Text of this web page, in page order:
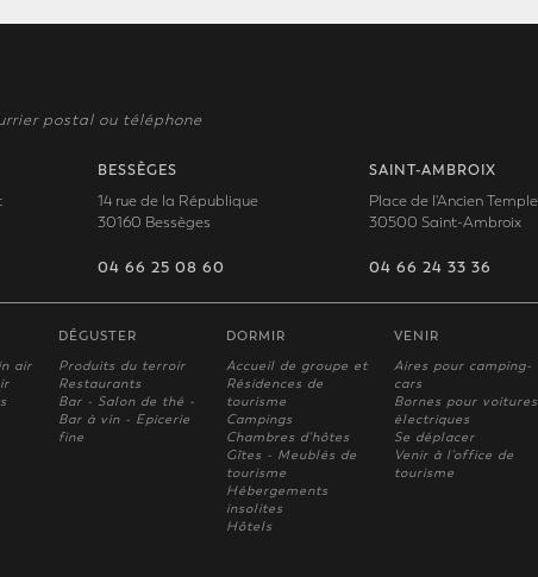
postal ou téléphone
BESSÈGES
14 rue de la République
30160 Bessèges
04 66 25 08 60
SAINT-AMBROIX
Place de l'Ancien Temple
30500 Saint-Ambroix
04 66 24 33 36
air
DÉGUSTER
Produits du terroir
Restaurants
Bar - Salon de thé -
Bar à vin - Epicerie
fine
DORMIR
Accueil de groupe et
Résidences de
tourisme
Campings
Chambres d'hôtes
Gîtes - Meublés de
tourisme
Hébergements
insolites
Hôtels
VENIR
Aires pour camping-
cars
Bornes pour voitures
électriques
Se déplacer
Venir à l'office de
tourisme